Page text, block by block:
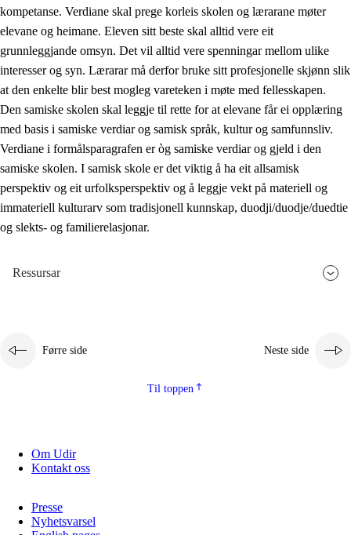
1.4 Skaparglede, engasjement og utforskartrong
1.5 Respekt for naturen og miljøbevisstheit
1.6 Demokrati og medverknad
kompetanse. Verdiane skal prege korleis skolen og lærarane møter
elevane og heimane. Eleven sitt beste skal alltid vere eit
grunnleggjande omsyn. Det vil alltid vere spenningar mellom ulike
interesser og syn. Lærarar må derfor bruke sitt profesjonelle skjønn slik
at den enkelte blir best mogleg vareteken i møte med fellesskapen.
Den samiske skolen skal leggje til rette for at elevane får ei opplæring
med basis i samiske verdiar og samisk språk, kultur og samfunnsliv.
Verdiane i formålsparagrafen er òg samiske verdiar og gjeld i den
samiske skolen. I samisk skole er det viktig å ha eit allsamisk
perspektiv og eit urfolksperspektiv og å leggje vekt på materiell og
immateriell kulturarv som tradisjonell kunnskap, duodji/duodje/duedtie
og slekts- og familierelasjonar.
Ressursar
Førre side Neste side
Til toppen
Om Udir
Kontakt oss
Presse
Nyhetsvarsel